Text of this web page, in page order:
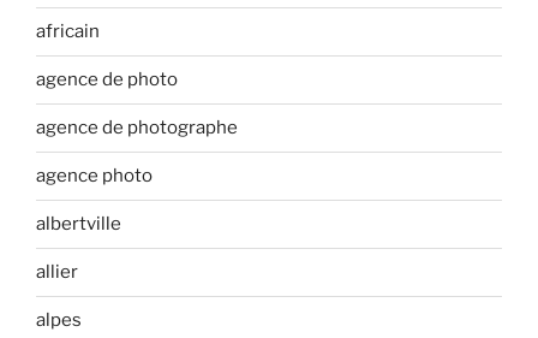
africain
agence de photo
agence de photographe
agence photo
albertville
allier
alpes